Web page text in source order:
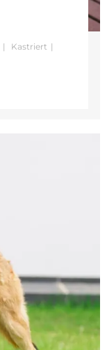
Kastriert